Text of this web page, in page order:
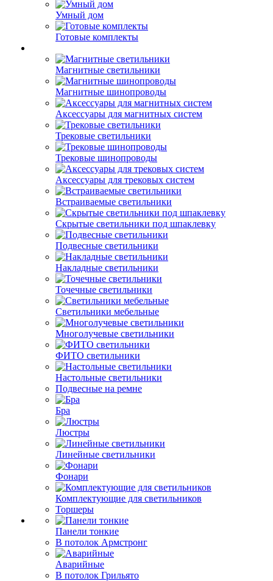
Умный дом
Готовые комплекты
Магнитные светильники
Магнитные шинопроводы
Аксессуары для магнитных систем
Трековые светильники
Трековые шинопроводы
Аксессуары для трековых систем
Встраиваемые светильники
Скрытые светильники под шпаклевку
Подвесные светильники
Накладные светильники
Точечные светильники
Светильники мебельные
Многолучевые светильники
ФИТО светильники
Настольные светильники
Подвесные на ремне
Бра
Люстры
Линейные светильники
Фонари
Комплектующие для светильников
Торшеры
Панели тонкие
В потолок Армстронг
Аварийные
В потолок Грильято